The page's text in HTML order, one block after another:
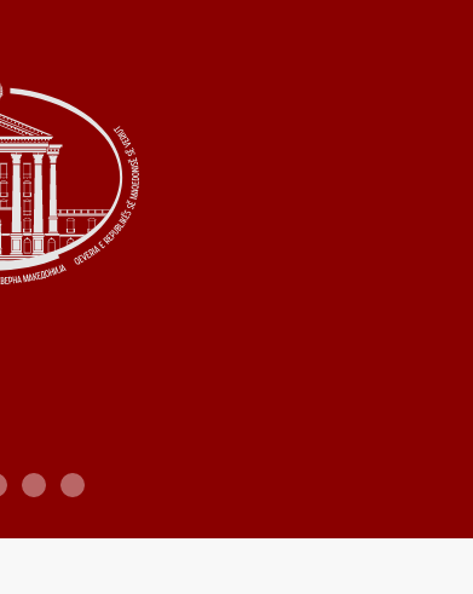
Финансиска поддршка
Прегледи
Програми